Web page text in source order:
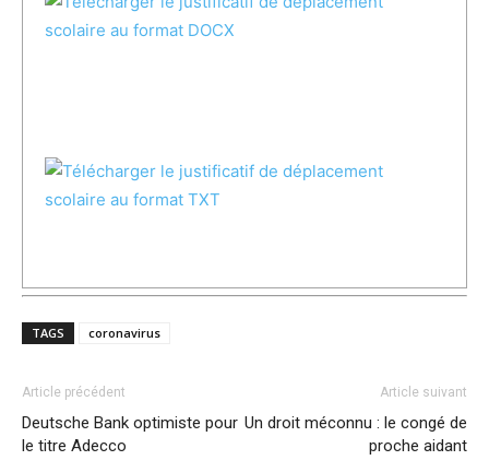
TAGS coronavirus
Article précédent
Deutsche Bank optimiste pour
le titre Adecco
Article suivant
Un droit méconnu : le congé de
proche aidant